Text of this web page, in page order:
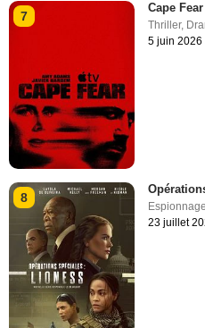
7
Cape
Thriller,
5 juin 2026
8
Espionnage
23 juillet